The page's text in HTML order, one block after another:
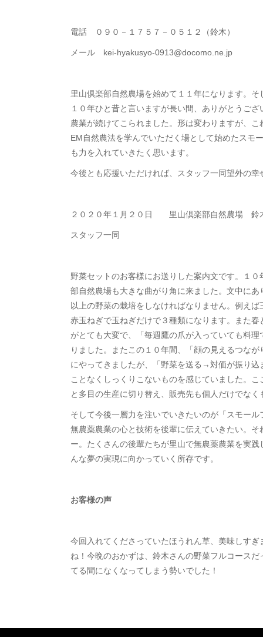
電話 ０９０－１７５７－０５１２（鈴木）
メール kei-hyakusyo-0913@docomo.ne.jp
里山倶楽部自然農場を始めて１１年になります。
１０年ひと昔と言いますが長い間、ありがとうご
農業が続けてこられました。形は変わりますが、
EM自然農法を学んでいただく場として始めたスモ
も力を入れていきたく思います。
今後とも応援いただければ、スタッフ一同望外の幸
２０２０年１月２０日 里山倶楽部自然農場 鈴
スタッフ一同
野菜セットのお客様にお送りした案内文です。１
部自然農場も大きな曲がり角に来ました。文中に
以上の野菜の栽培をしなければなりません。例え
赤玉ねぎで玉ねぎだけで３種類になります。また
がとても大変で、「毎週鷹の爪が入っていても料
りました。またこの１０年間、「顔の見えるつな
にやってきましたが、「野菜を送る→対価が振り
ことなくしっくりこないものを感じていました。
と多目の生産に切り替え、販売先も個人だけでな
そして今後一層力を注いでいきたいのが「スモー
無農薬農業の心と技術を後輩に伝えていきたい。
ー。たくさんの後輩たちが里山で無農薬農業を実
んな夢の実現に向かっていく所存です。
お客様の声
今回入れてくださっていたほうれん草、美味しす
ね！今晩のおかずは、鈴木さんの野菜フルコース
てる間になくなってしまう勢いでした！